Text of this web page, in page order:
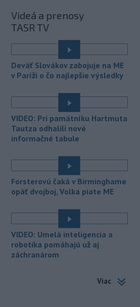
ktorý sa podarilo ukončiť
právoplatným odsúdením páchateľa v
15:21 - Piatkový požiar v
bratislavskej rafinérii Slovnaft je
pod kontrolou.Príčina jeho vzniku
TASR to potvrdil hovorca rafinérie
Anton Molnár.
15:17 - Ministerstvo kultúry (MK) SR
upraví verziu opatrenia o
pôsobnosti rezortu.
14:17 -
V bratislavskej rafinérii
Slovnaft horí uskladnený ropný
produkt.
TASR o tom informovala
rafinéria s tým, že obyvateľom nehrozí
13:50 - Jedným zo zdravotných rizík
na festivale môže byť vyššia
úroveň hluku. Je preto dobré držať sa
chrániče sluchu či dodržiavať
Videá a prenosy
TASR TV
Deväť Slovákov zabojuje na ME
v Paríži o čo najlepšie výsledky
VIDEO: Pri pamätníku Hartmuta
Tautza odhalili nové
informačné tabule
Forsterovú čaká v Birminghame
opäť dvojboj, Volka piate ME
VIDEO: Umelá inteligencia a
robotika pomáhajú už aj
záchranárom
Viac